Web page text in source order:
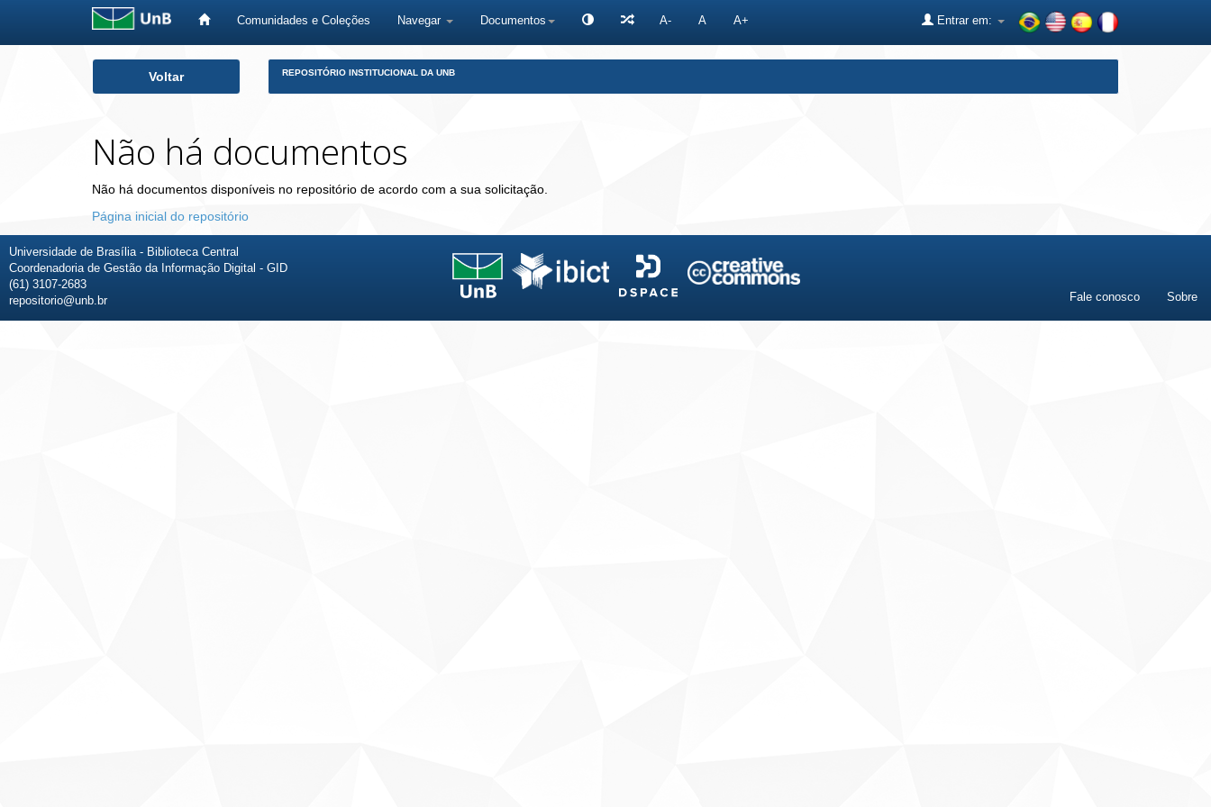
Comunidades e Coleções Navegar Documentos A- A A+ Entrar em:
Voltar REPOSITÓRIO INSTITUCIONAL DA UNB
Não há documentos
Não há documentos disponíveis no repositório de acordo com a sua solicitação.
Página inicial do repositório
Universidade de Brasília - Biblioteca Central
Coordenadoria de Gestão da Informação Digital - GID
(61) 3107-2683
repositorio@unb.br
Fale conosco Sobre